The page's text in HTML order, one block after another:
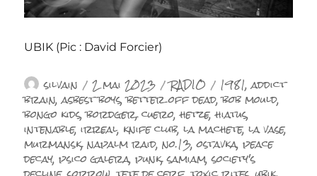
UBIK (Pic : David Forcier)
Auteur
silvain Publié
le
2 mai 2023 Catégories
RADIO Étiquettes
1981,addict
brain,asbest boys,better off dead,bob mould,
bongo kids,bordger,cuero,hetze,hiatus,
intenable,irreal, knife club,la machete,la vase,
murmansk,napalm raid,no.13,ostavka,peace
decay,psico galera,punk,samiam,society's